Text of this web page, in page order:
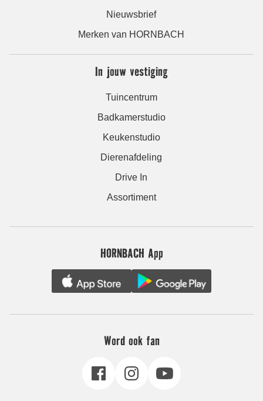
Nieuwsbrief
Merken van HORNBACH
In jouw vestiging
Tuincentrum
Badkamerstudio
Keukenstudio
Dierenafdeling
Drive In
Assortiment
HORNBACH App
Word ook fan